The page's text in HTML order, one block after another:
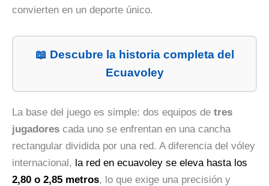
convierten en un deporte único.
📖 Descubre la historia completa del
Ecuavoley
La base del juego es simple: dos equipos de tres
jugadores cada uno se enfrentan en una cancha
rectangular dividida por una red. A diferencia del vóley
internacional, la red en ecuavoley se eleva hasta los
2,80 o 2,85 metros, lo que exige una precisión y